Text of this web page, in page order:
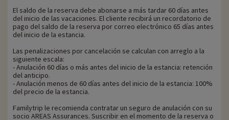
El saldo de la reserva debe abonarse a más tardar 60 días antes
del inicio de las vacaciones. El cliente recibirá un recordatorio de
pago del saldo de la reserva por correo electrónico 65 días antes
del inicio de la estancia.
Las penalizaciones por cancelación se calculan con arreglo a la
siguiente escala:
- Anulación 60 días o más antes del inicio de la estancia: retención
del anticipo.
- Anulación menos de 60 días antes del inicio de la estancia: 100%
del precio de la estancia.
Familytrip le recomienda contratar un seguro de anulación con su
socio AREAS Assurances. Suscribir en el momento de la reserva o